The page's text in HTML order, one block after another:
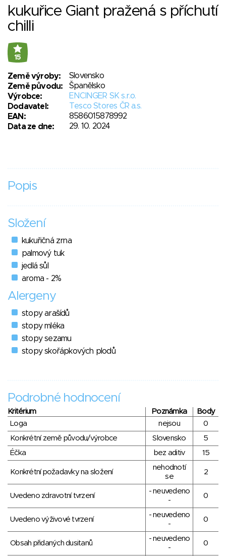
kukuřice Giant pražená s příchutí
chilli
15
Země výroby:
Slovensko
Země původu:
Španělsko
Výrobce:
ENCINGER SK s.r.o.
Dodavatel:
Tesco Stores ČR a.s.
EAN:
8586015878992
Data ze dne:
29. 10. 2024
Popis
Složení
kukuřičná zrna
palmový tuk
jedlá sůl
aroma - 2%
Alergeny
stopy arašídů
stopy mléka
stopy sezamu
stopy skořápkových plodů
Podrobné hodnocení
Kritérium Poznámka
Body
Loga
nejsou
0
Konkrétní země původu/výrobce
Slovensko
5
Éčka
bez aditiv 15
Konkrétní požadavky na složení
nehodnotí
se
2
Uvedeno zdravotní tvrzení
- neuvedeno
-
0
Uvedeno výživové tvrzení
- neuvedeno
-
0
Obsah přidaných dusitanů
- neuvedeno
-
0